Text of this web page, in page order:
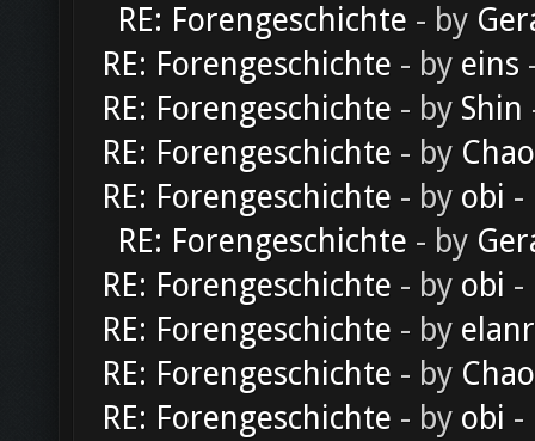
RE: Forengeschichte - by
RE: Forengeschichte - by eins
RE: Forengeschichte - by Shin
RE: Forengeschichte - by
RE: Forengeschichte - by obi -
RE: Forengeschichte - by
RE: Forengeschichte - by obi -
RE: Forengeschichte - by
RE: Forengeschichte - by
RE: Forengeschichte - by obi -